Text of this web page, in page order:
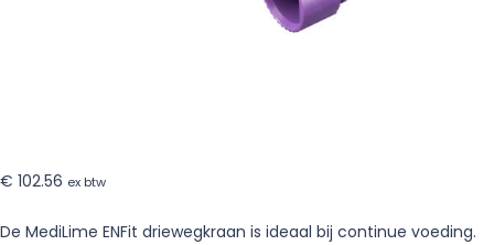
€ 102.56 ex btw
De MediLime ENFit driewegkraan is ideaal bij continue voeding.